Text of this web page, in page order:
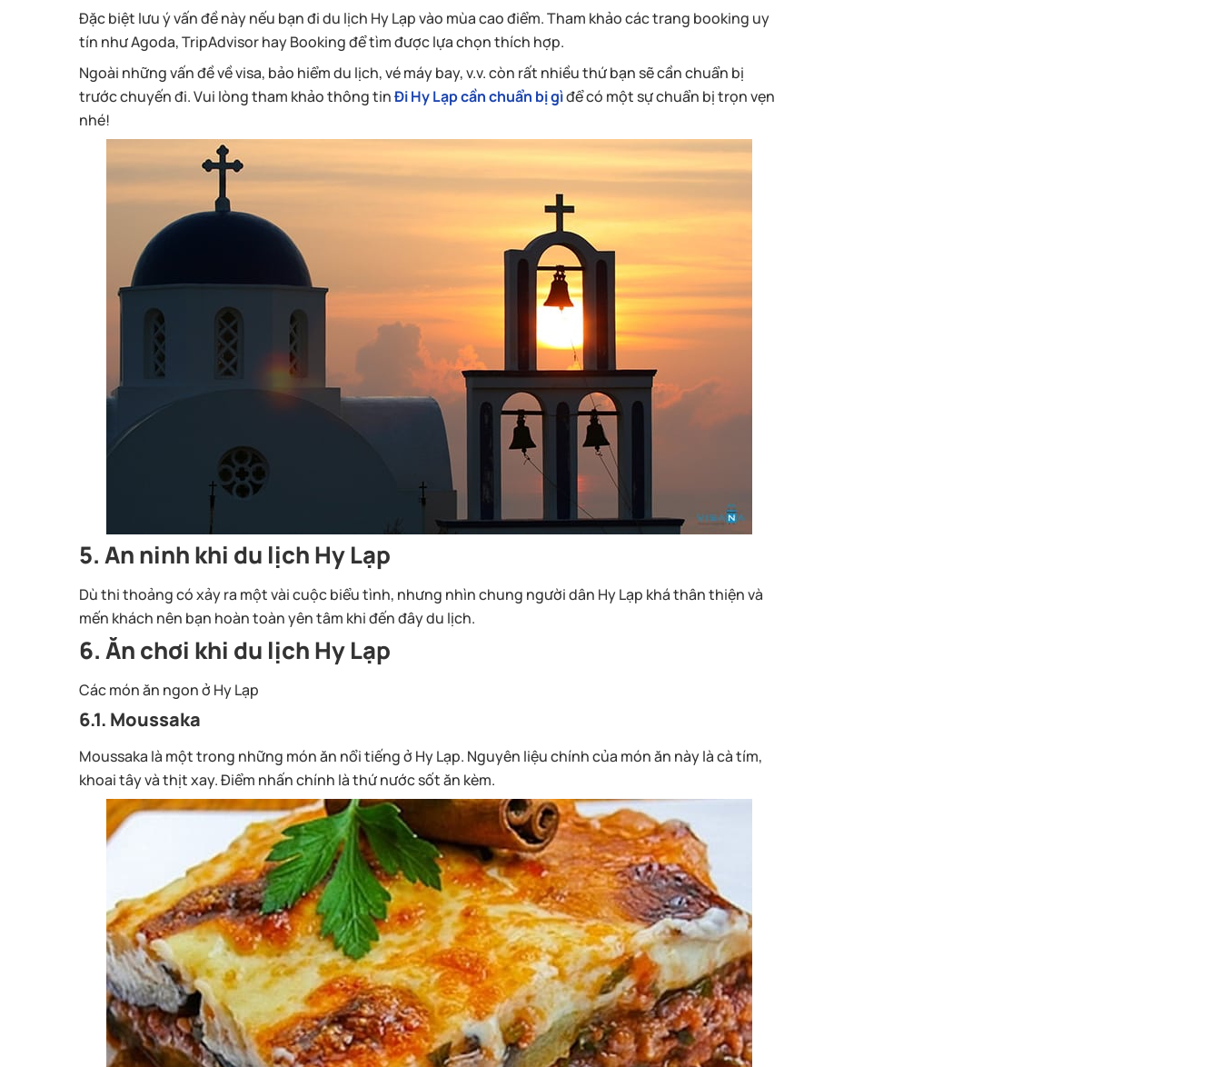
Đặc biệt lưu ý vấn đề này nếu bạn đi du lịch Hy Lạp vào mùa cao điểm. Tham khảo các trang booking uy
tín như Agoda, TripAdvisor hay Booking để tìm được lựa chọn thích hợp.
Ngoài những vấn đề về visa, bảo hiểm du lịch, vé máy bay, v.v. còn rất nhiều thứ bạn sẽ cần chuẩn bị
trước chuyến đi. Vui lòng tham khảo thông tinĐi Hy Lạp cần chuẩn bị gìđể có một sự chuẩn bị trọn vẹn
nhé!
5. An ninh khi du lịch Hy Lạp
Dù thi thoảng có xảy ra một vài cuộc biểu tình, nhưng nhìn chung người dân Hy Lạp khá thân thiện và
mến khách nên bạn hoàn toàn yên tâm khi đến đây du lịch.
6. Ăn chơi khi du lịch Hy Lạp
Các món ăn ngon ở Hy Lạp
6.1. Moussaka
Moussaka là một trong những món ăn nổi tiếng ở Hy Lạp. Nguyên liệu chính của món ăn này là cà tím,
khoai tây và thịt xay. Điểm nhấn chính là thứ nước sốt ăn kèm.